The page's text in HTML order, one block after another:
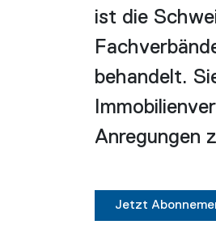
ist die
behandelt.
Anregungen
Jetzt